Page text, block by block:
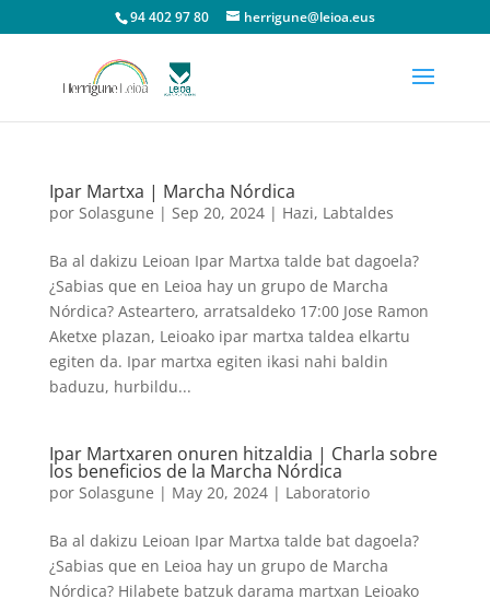
94 402 97 80 herrigune@leioa.eus
Ipar Martxa | Marcha Nórdica
por Solasgune | Sep 20, 2024| Hazi, Labtaldes
Ba al dakizu Leioan Ipar Martxa talde bat dagoela?
¿Sabias que en Leioa hay un grupo de Marcha
Nórdica? Asteartero, arratsaldeko 17:00 Jose Ramon
Aketxe plazan, Leioako ipar martxa taldea elkartu
egiten da. Ipar martxa egiten ikasi nahi baldin
baduzu, hurbildu...
Ipar Martxaren onuren hitzaldia | Charla sobre
los beneficios de la Marcha Nórdica
por Solasgune | May 20, 2024| Laboratorio
Ba al dakizu Leioan Ipar Martxa talde bat dagoela?
¿Sabias que en Leioa hay un grupo de Marcha
Nórdica? Hilabete batzuk darama martxan Leioako